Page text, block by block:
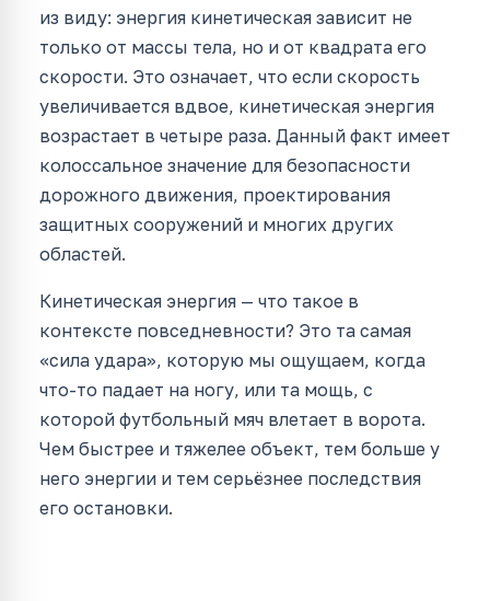
из виду: энергия кинетическая зависит не
только от массы тела, но и от квадрата его
скорости. Это означает, что если скорость
увеличивается вдвое, кинетическая энергия
возрастает в четыре раза. Данный факт имеет
колоссальное значение для безопасности
дорожного движения, проектирования
защитных сооружений и многих других
областей.
Кинетическая энергия — что такое в
контексте повседневности? Это та самая
«сила удара», которую мы ощущаем, когда
что-то падает на ногу, или та мощь, с
которой футбольный мяч влетает в ворота.
Чем быстрее и тяжелее объект, тем больше у
него энергии и тем серьёзнее последствия
его остановки.